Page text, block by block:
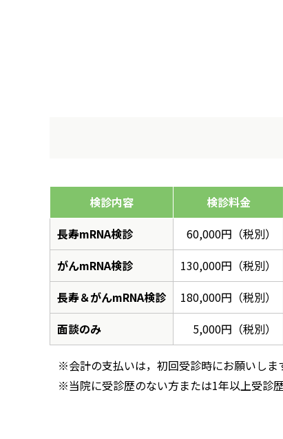
検診内容
検診料金
長寿mRNA検診
60,000円（税別）
がんmRNA検診
130,000円（税別）
長寿＆がんmRNA検診
180,000円（税別）
面談のみ
5,000円（税別）
※会計の支払いは，初回受診時にお願いしま
※当院に受診歴のない方または1年以上受診